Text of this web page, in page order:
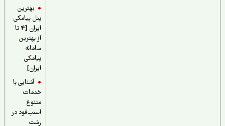
بهترین
پنل پیامکی
ایران [4 تا
از بهترین
سامانه
پیامکی
ایران]
آشنایی با
خدمات
متنوع
اسنپ‌فود در
رشت